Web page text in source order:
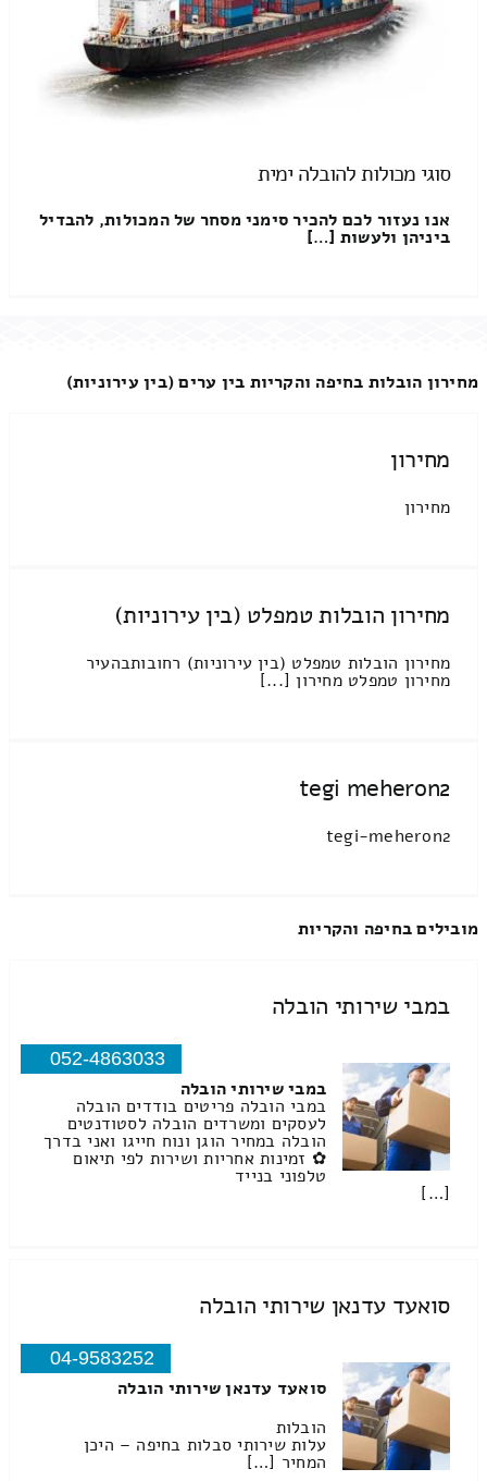
סוגי מכולות להובלה ימית
אנו נעזור לכם להכיר סימני מסחר של המכולות, להבדיל
ביניהן ולעשות […]
מחירון הובלות בחיפה והקריות בין ערים (בין עירוניות)
מחירון
מחירון
מחירון הובלות טמפלט (בין עירוניות)
מחירון הובלות טמפלט (בין עירוניות) רחובותבהעיר
מחירון טמפלט מחירון [...]
tegi meheron2
tegi-meheron2
מובילים בחיפה והקריות
במבי שירותי הובלה
052-4863033
במבי שירותי הובלה
במבי הובלה פריטים בודדים הובלה
לעסקים ומשרדים הובלה לסטודנטים
הובלה במחיר הוגן ונוח חייגו ואני בדרך
✿ זמינות אחריות ושירות לפי תיאום
טלפוני בנייד
[…]
סואעד עדנאן שירותי הובלה
04-9583252
סואעד עדנאן שירותי הובלה
הובלות
עלות שירותי סבלות בחיפה – היכן
המחיר […]